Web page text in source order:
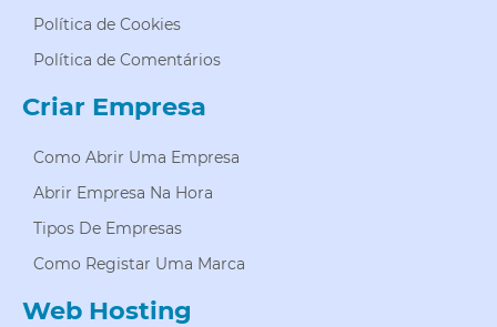
Política de Cookies
Política de Comentários
Criar Empresa
Como Abrir Uma Empresa
Abrir Empresa Na Hora
Tipos De Empresas
Como Registar Uma Marca
Web Hosting